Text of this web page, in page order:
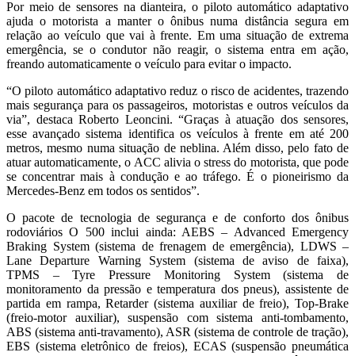
Por meio de sensores na dianteira, o piloto automático adaptativo
ajuda o motorista a manter o ônibus numa distância segura em
relação ao veículo que vai à frente. Em uma situação de extrema
emergência, se o condutor não reagir, o sistema entra em ação,
freando automaticamente o veículo para evitar o impacto.
“O piloto automático adaptativo reduz o risco de acidentes, trazendo
mais segurança para os passageiros, motoristas e outros veículos da
via”, destaca Roberto Leoncini. “Graças à atuação dos sensores,
esse avançado sistema identifica os veículos à frente em até 200
metros, mesmo numa situação de neblina. Além disso, pelo fato de
atuar automaticamente, o ACC alivia o stress do motorista, que pode
se concentrar mais à condução e ao tráfego. É o pioneirismo da
Mercedes-Benz em todos os sentidos”.
O pacote de tecnologia de segurança e de conforto dos ônibus
rodoviários O 500 inclui ainda: AEBS – Advanced Emergency
Braking System (sistema de frenagem de emergência), LDWS –
Lane Departure Warning System (sistema de aviso de faixa),
TPMS – Tyre Pressure Monitoring System (sistema de
monitoramento da pressão e temperatura dos pneus), assistente de
partida em rampa, Retarder (sistema auxiliar de freio), Top-Brake
(freio-motor auxiliar), suspensão com sistema anti-tombamento,
ABS (sistema anti-travamento), ASR (sistema de controle de tração),
EBS (sistema eletrônico de freios), ECAS (suspensão pneumática